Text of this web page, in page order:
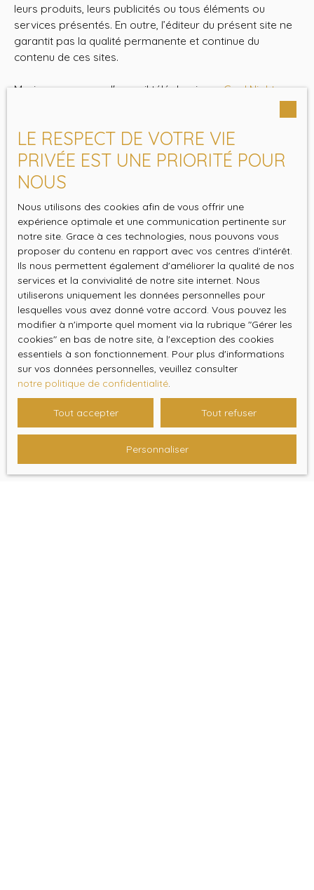
leurs produits, leurs publicités ou tous éléments ou
services présentés. En outre, l’éditeur du présent site ne
garantit pas la qualité permanente et continue du
contenu de ces sites.
Musique message d'accueil téléphonique :Cool Nights,
médiévale libre « Beyond The Warrior » par Guifrog
Force majeure
La responsabilité de l’éditeur du site ne pourra être
engagée en cas de force majeure ou de faits
indépendants de sa volonté.
Modifications des mentions
légales
L’éditeur se réserve le droit de modifier, librement et à
tout moment, les mentions légales du site. L’utilisation du
site constitue l’acceptation des mentions légales en
vigueur.
Loi applicable
Le site ashley-immobilier.fr est régi par la loi française.
LE RESPECT DE VOTRE VIE
PRIVÉE EST UNE PRIORITÉ POUR
NOUS
Nous utilisons des cookies afin de vous offrir une
expérience optimale et une communication pertinente sur
notre site. Grace à ces technologies, nous pouvons vous
proposer du contenu en rapport avec vos centres d'intérêt.
Ils nous permettent également d'améliorer la qualité de nos
services et la convivialité de notre site internet. Nous
utiliserons uniquement les données personnelles pour
lesquelles vous avez donné votre accord. Vous pouvez les
modifier à n'importe quel moment via la rubrique ″Gérer les
cookies″ en bas de notre site, à l'exception des cookies
essentiels à son fonctionnement. Pour plus d'informations
sur vos données personnelles, veuillez consulter
notre politique de confidentialité.
Tout accepter Tout refuser
Personnaliser